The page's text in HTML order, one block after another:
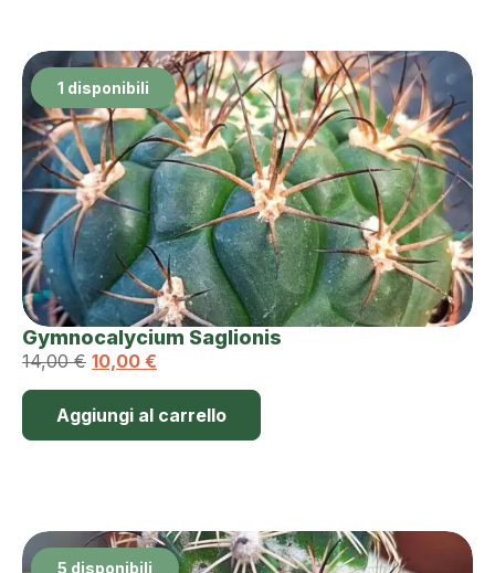
1 disponibili
Gymnocalycium Saglionis
14,00€ 10,00 €
Aggiungi al carrello
5 disponibili